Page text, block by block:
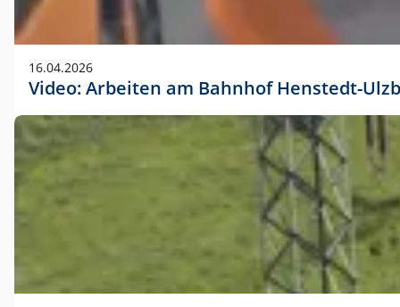
16.04.2026
Video: Arbeiten am Bahnhof Henstedt-